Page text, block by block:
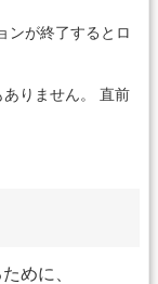
ンが終了するとロ
りません。 直前
めに、